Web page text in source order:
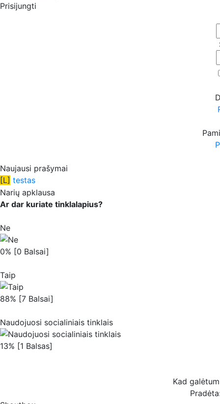
Prisijungti
Naujausi prašymai
[L] testas
Narių apklausa
Ar dar kuriate tinklalapius?
Ne
0% [0 Balsai]
Taip
88% [7 Balsai]
Naudojuosi socialiniais tinklais
13% [1 Balsas]
Kad